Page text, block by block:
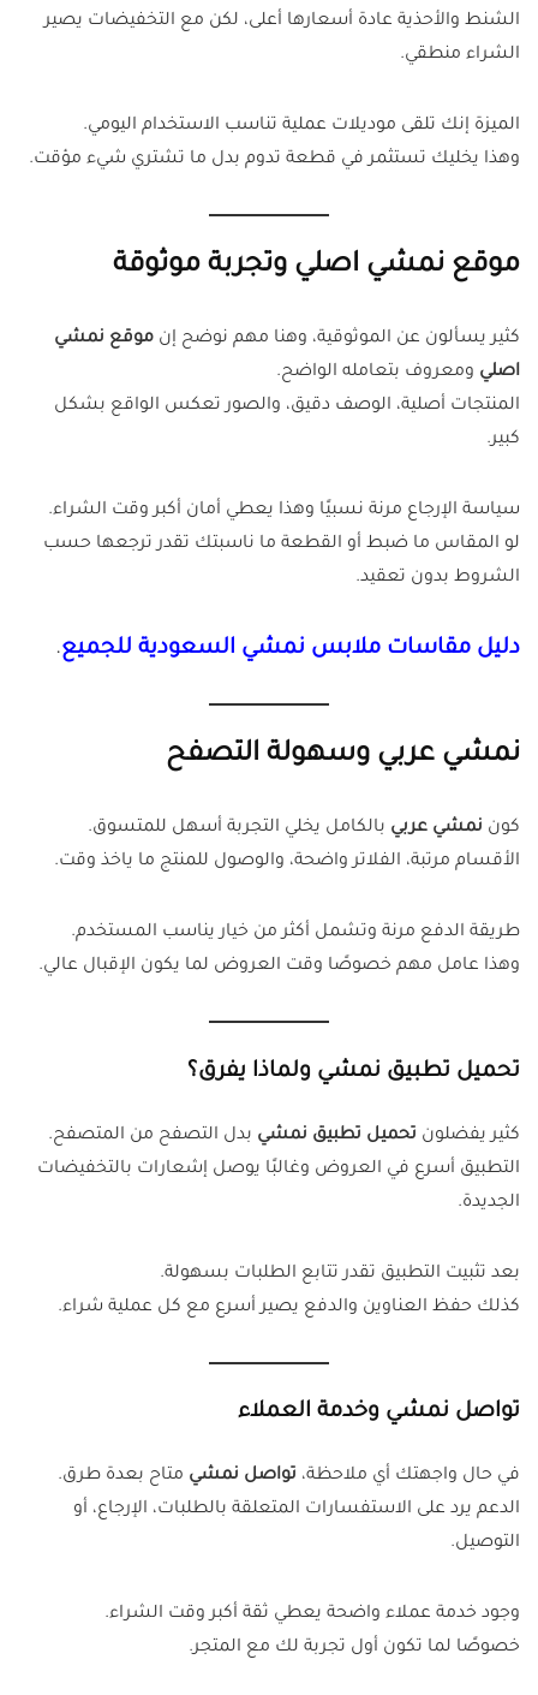
الشنط والأحذية عادة أسعارها أعلى، لكن مع التخفيضات يصير
الشراء منطقي.
الميزة إنك تلقى موديلات عملية تناسب الاستخدام اليومي.
وهذا يخليك تستثمر في قطعة تدوم بدل ما تشتري شيء مؤقت.
موقع نمشي اصلي وتجربة موثوقة
كثير يسألون عن الموثوقية، وهنا مهم نوضح إن موقع نمشي
اصلي ومعروف بتعامله الواضح.
المنتجات أصلية، الوصف دقيق، والصور تعكس الواقع بشكل
كبير.
سياسة الإرجاع مرنة نسبيًا وهذا يعطي أمان أكبر وقت الشراء.
لو المقاس ما ضبط أو القطعة ما ناسبتك تقدر ترجعها حسب
الشروط بدون تعقيد.
دليل مقاسات ملابس نمشي السعودية للجميع.
نمشي عربي وسهولة التصفح
كون نمشي عربي بالكامل يخلي التجربة أسهل للمتسوق.
الأقسام مرتبة، الفلاتر واضحة، والوصول للمنتج ما ياخذ وقت.
طريقة الدفع مرنة وتشمل أكثر من خيار يناسب المستخدم.
وهذا عامل مهم خصوصًا وقت العروض لما يكون الإقبال عالي.
تحميل تطبيق نمشي ولماذا يفرق؟
كثير يفضلون تحميل تطبيق نمشي بدل التصفح من المتصفح.
التطبيق أسرع في العروض وغالبًا يوصل إشعارات بالتخفيضات
الجديدة.
بعد تثبيت التطبيق تقدر تتابع الطلبات بسهولة.
كذلك حفظ العناوين والدفع يصير أسرع مع كل عملية شراء.
تواصل نمشي وخدمة العملاء
في حال واجهتك أي ملاحظة، تواصل نمشي متاح بعدة طرق.
الدعم يرد على الاستفسارات المتعلقة بالطلبات، الإرجاع، أو
التوصيل.
وجود خدمة عملاء واضحة يعطي ثقة أكبر وقت الشراء.
خصوصًا لما تكون أول تجربة لك مع المتجر.